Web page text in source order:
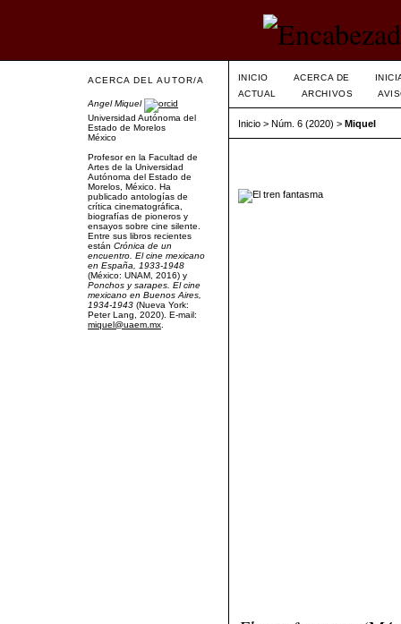
ACERCA DEL AUTOR/A
Angel Miquel
Universidad Autónoma del
Estado de Morelos
México
Profesor en la Facultad de
Artes de la Universidad
Autónoma del Estado de
Morelos, México. Ha
publicado antologías de
crítica cinematográfica,
biografías de pioneros y
ensayos sobre cine silente.
Entre sus libros recientes
están Crónica de un
encuentro. El cine mexicano
en España, 1933-1948
(México: UNAM, 2016) y
Ponchos y sarapes. El cine
mexicano en Buenos Aires,
1934-1943 (Nueva York:
Peter Lang, 2020). E-mail:
miquel@uaem.mx
INICIO ACERCA DE
ACTUAL
ARCHIVOS
Inicio> Núm. 6 (2020) > Miquel